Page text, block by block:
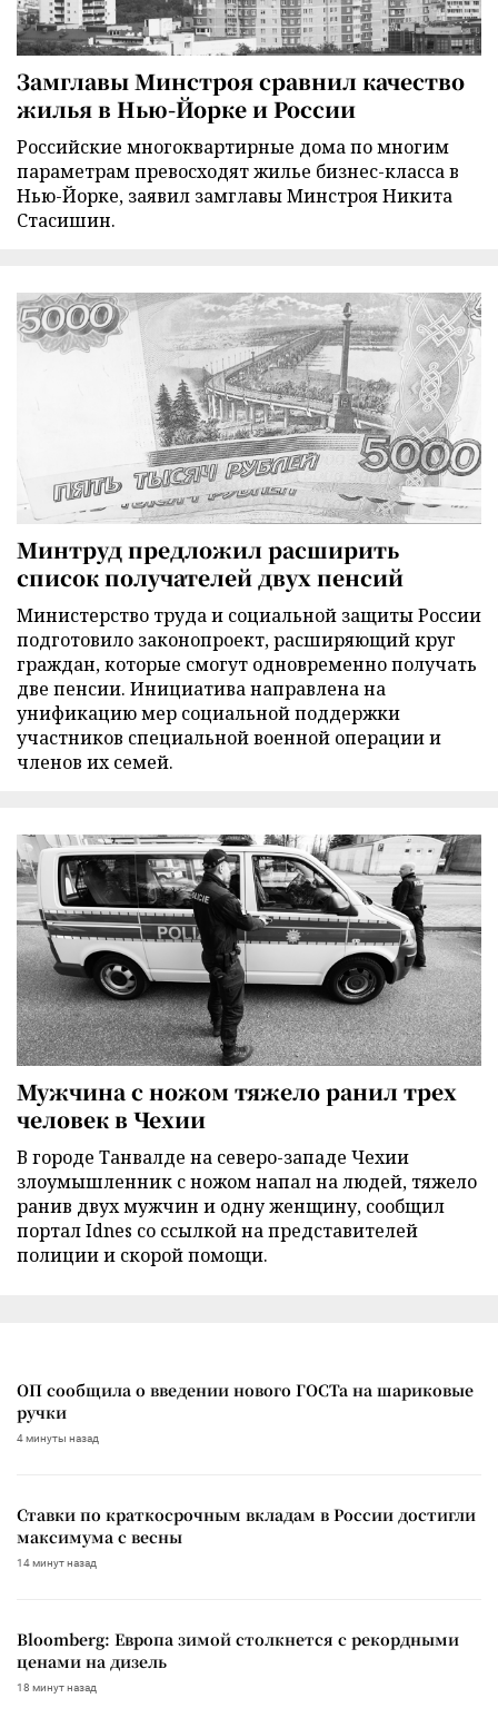
Замглавы Минстроя сравнил качество
жилья в Нью-Йорке и России
Российские многоквартирные дома по многим
параметрам превосходят жилье бизнес-класса в
Нью-Йорке, заявил замглавы Минстроя Никита
Стасишин.
Минтруд предложил расширить
список получателей двух пенсий
Министерство труда и социальной защиты России
подготовило законопроект, расширяющий круг
граждан, которые смогут одновременно получать
две пенсии. Инициатива направлена на
унификацию мер социальной поддержки
участников специальной военной операции и
членов их семей.
Мужчина с ножом тяжело ранил трех
человек в Чехии
В городе Танвалде на северо-западе Чехии
злоумышленник с ножом напал на людей, тяжело
ранив двух мужчин и одну женщину, сообщил
портал Idnes со ссылкой на представителей
полиции и скорой помощи.
ОП сообщила о введении нового ГОСТа на шариковые
ручки
4 минуты назад
Ставки по краткосрочным вкладам в России достигли
максимума с весны
14 минут назад
Bloomberg: Европа зимой столкнется с рекордными
ценами на дизель
18 минут назад